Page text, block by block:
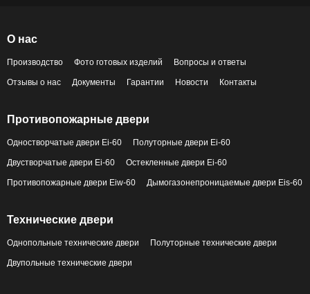
О нас
Производство Фото готовых изделий Вопросы и ответы
Отзывы о нас Документы Гарантии Новости Контакты
Противопожарные двери
Одностворчатые двери Ei-60 Полуторные двери Ei-60
Двустворчатые двери Ei-60 Остекленные двери Ei-60
Противопожарные двери Eiw-60 Дымогазонепроницаемые двери Eis-60
Технические двери
Однопольные технические двери Полуторные технические двери
Двупольные технические двери